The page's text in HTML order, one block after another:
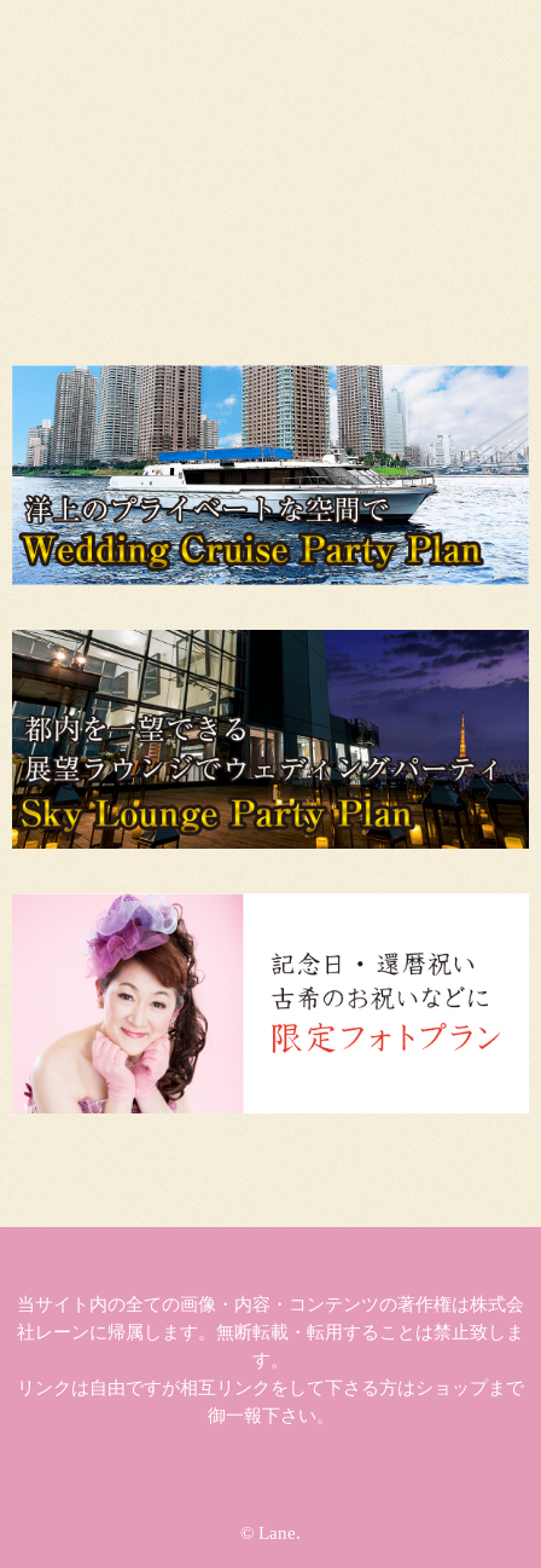
当サイト内の全ての画像・内容・コンテンツの著作権は株式会
社レーンに帰属します。無断転載・転用することは禁止致しま
す。
リンクは自由ですが相互リンクをして下さる方はショップまで
御一報下さい。
© Lane.